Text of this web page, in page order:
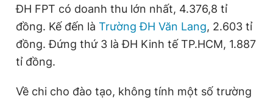
ĐH FPT có doanh thu lớn nhất, 4.376,8 tỉ
đồng. Kế đến là Trường ĐH Văn Lang, 2.603 tỉ
đồng. Đứng thứ 3 là ĐH Kinh tế TP.HCM, 1.887
tỉ đồng.
Về chi cho đào tạo, không tính một số trường